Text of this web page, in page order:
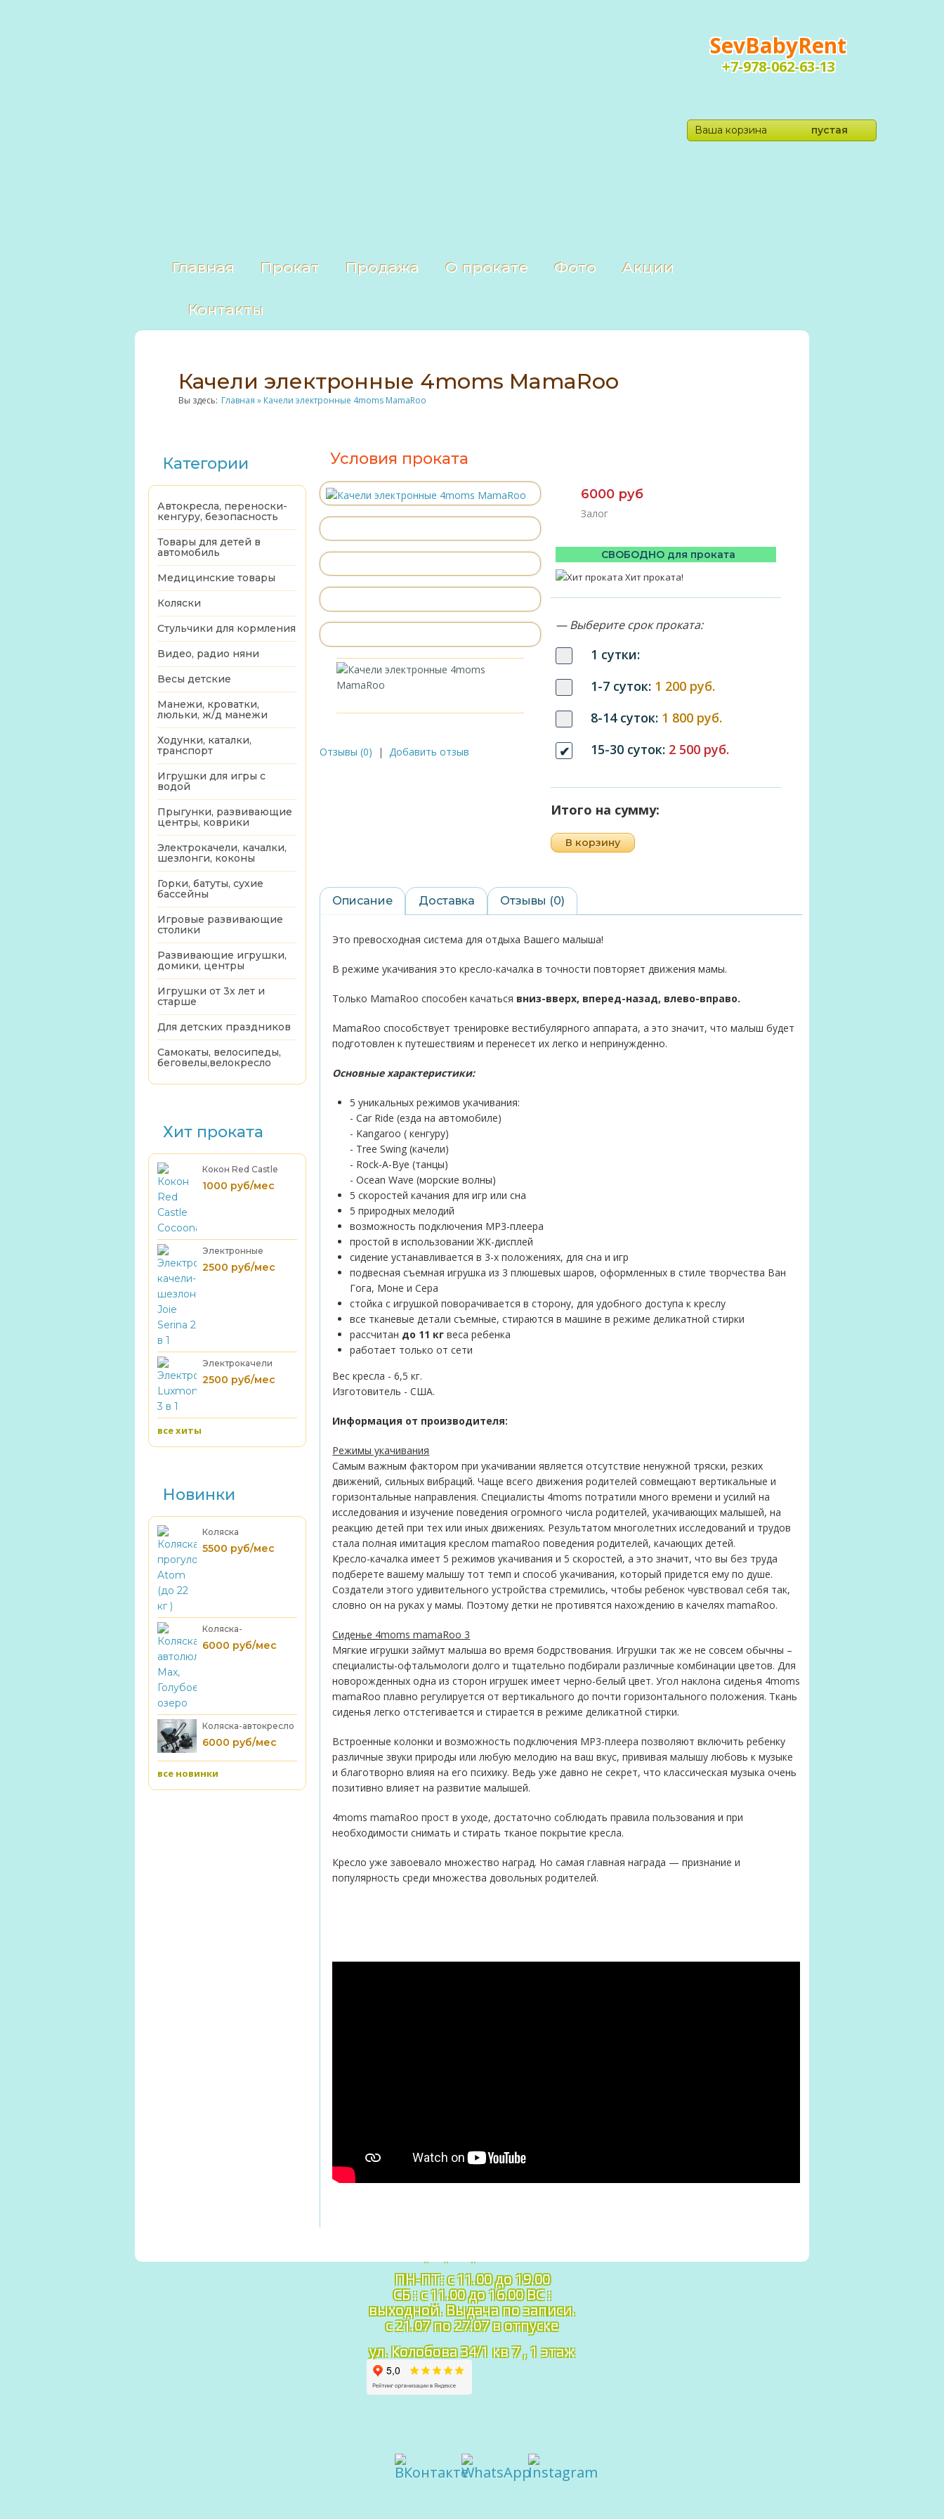
SevBabyRent
+7-978-062-63-13
Ваша корзина пустая
Главная Прокат Продажа О прокате Фото Акции
Контакты
Качели электронные 4moms MamaRoo
Вы здесь: Главная » Качели электронные 4moms MamaRoo
Категории
Автокресла, переноски-
кенгуру, безопасность
Товары для детей в
автомобиль
Медицинские товары
Коляски
Стульчики для кормления
Видео, радио няни
Весы детские
Манежи, кроватки,
люльки, ж/д манежи
Ходунки, каталки,
транспорт
Игрушки для игры с
водой
Прыгунки, развивающие
центры, коврики
Электрокачели, качалки,
шезлонги, коконы
Горки, батуты, сухие
бассейны
Игровые развивающие
столики
Развивающие игрушки,
домики, центры
Игрушки от 3х лет и
старше
Для детских праздников
Самокаты, велосипеды,
беговелы,велокресло
Хит проката
Кокон Red Castle
Cocoonababy
1000 руб/мес
Электронные
качели-шезлонг
2500 руб/мес
Электрокачели
Luxmom 3 в 1
2500 руб/мес
все хиты
Новинки
Коляска
прогулочная Atom
5500 руб/мес
Коляска-
автолюлька Max,
6000 руб/мес
Коляска-автокресло
MAX голубое озеро
6000 руб/мес
все новинки
Условия проката
Отзывы (0) | Добавить отзыв
6000 руб
Залог
СВОБОДНО для проката
Хит проката!
— Выберите срок проката:
1 сутки:
1-7 суток: 1 200 руб.
8-14 суток: 1 800 руб.
15-30 суток: 2 500 руб.
Итого на сумму:
В корзину
Описание Доставка Отзывы (0)
Это превосходная система для отдыха Вашего малыша!
В режиме укачивания это кресло-качалка в точности повторяет движения мамы.
Только MamaRoo способен качаться вниз-вверх, вперед-назад, влево-вправо.
MamaRoo способствует тренировке вестибулярного аппарата, а это значит, что малыш будет
подготовлен к путешествиям и перенесет их легко и непринужденно.
Основные характеристики:
5 уникальных режимов укачивания:
- Car Ride (езда на автомобиле)
- Kangaroo ( кенгуру)
- Tree Swing (качели)
- Rock-A-Bye (танцы)
- Ocean Wave (морские волны)
5 скоростей качания для игр или сна
5 природных мелодий
возможность подключения MP3-плеера
простой в использовании ЖК-дисплей
сидение устанавливается в 3-х положениях, для сна и игр
подвесная съемная игрушка из 3 плюшевых шаров, оформленных в стиле творчества Ван
Гога, Моне и Сера
стойка с игрушкой поворачивается в сторону, для удобного доступа к креслу
все тканевые детали съемные, стираются в машине в режиме деликатной стирки
рассчитан до 11 кг веса ребенка
работает только от сети
Вес кресла - 6,5 кг.
Изготовитель - США.
Информация от производителя:
Режимы укачивания
Самым важным фактором при укачивании является отсутствие ненужной тряски, резких
движений, сильных вибраций. Чаще всего движения родителей совмещают вертикальные и
горизонтальные направления. Специалисты 4moms потратили много времени и усилий на
исследования и изучение поведения огромного числа родителей, укачивающих малышей, на
реакцию детей при тех или иных движениях. Результатом многолетних исследований и трудов
стала полная имитация креслом mamaRoo поведения родителей, качающих детей.
Кресло-качалка имеет 5 режимов укачивания и 5 скоростей, а это значит, что вы без труда
подберете вашему малышу тот темп и способ укачивания, который придется ему по душе.
Создатели этого удивительного устройства стремились, чтобы ребенок чувствовал себя так,
словно он на руках у мамы. Поэтому детки не противятся нахождению в качелях mamaRoo.
Сиденье 4moms mamaRoo 3
Мягкие игрушки займут малыша во время бодрствования. Игрушки так же не совсем обычны –
специалисты-офтальмологи долго и тщательно подбирали различные комбинации цветов. Для
новорожденных одна из сторон игрушек имеет черно-белый цвет. Угол наклона сиденья 4moms
mamaRoo плавно регулируется от вертикального до почти горизонтального положения. Ткань
сиденья легко отстегивается и стирается в режиме деликатной стирки.
Встроенные колонки и возможность подключения MP3-плеера позволяют включить ребенку
различные звуки природы или любую мелодию на ваш вкус, прививая малышу любовь к музыке
и благотворно влияя на его психику. Ведь уже давно не секрет, что классическая музыка очень
позитивно влияет на развитие малышей.
4moms mamaRoo прост в уходе, достаточно соблюдать правила пользования и при
необходимости снимать и стирать тканое покрытие кресла.
Кресло уже завоевало множество наград. Но самая главная награда — признание и
популярность среди множества довольных родителей.
ПН-ПТ: c 11.00 до 19.00
СБ : с 11.00 до 16.00 ВС :
выходной. Выдача по записи.
с 21.07 по 27.07 в отпуске
ул. Колобова 34/1 кв 7 , 1 этаж